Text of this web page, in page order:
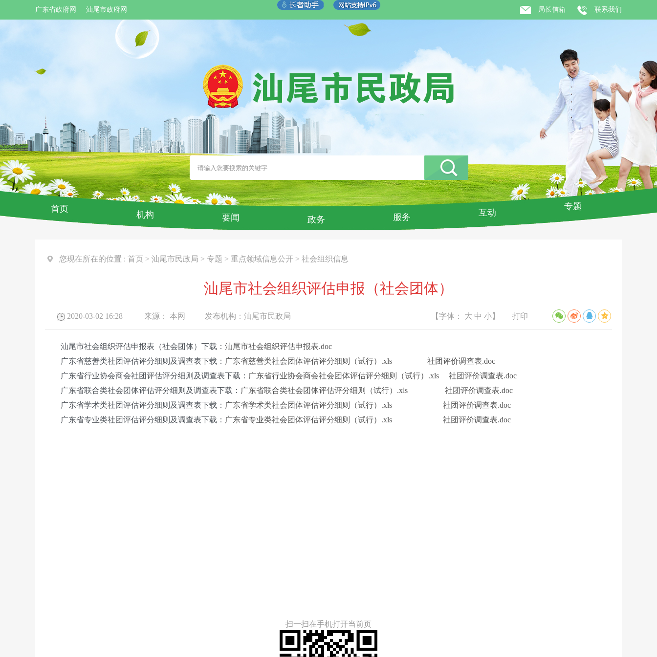
广东省政府网 汕尾市政府网 局长信箱 联系我们
首页
机构 要闻 政务 服务 互动
专题
您现在所在的位置 : 首页 > 汕尾市民政局 > 专题 > 重点领域信息公开 > 社会组织信息
汕尾市社会组织评估申报（社会团体）
2020-03-02 16:28 来源： 本网 发布机构： 汕尾市民政局 【字体： 大 中 小】 打印
汕尾市社会组织评估申报表（社会团体）下载： 汕尾市社会组织评估申报表.doc
广东省慈善类社团评估评分细则及调查表下载： 广东省慈善类社会团体评估评分细则（试行）.xls
社团评价调查表.doc
广东省行业协会商会社团评估评分细则及调查表下载： 广东省行业协会商会社会团体评估评分细则（试行）.xls
社团评价调查表.doc
广东省联合类社会团体评估评分细则及调查表下载： 广东省联合类社会团体评估评分细则（试行）.xls
社团评价调查表.doc
广东省学术类社团评估评分细则及调查表下载： 广东省学术类社会团体评估评分细则（试行）.xls
社团评价调查表.doc
广东省专业类社团评估评分细则及调查表下载： 广东省专业类社会团体评估评分细则（试行）.xls 社团评价调查表.doc
扫一扫在手机打开当前页